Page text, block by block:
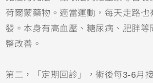
荷爾蒙藥物。適當運動，每天走路也
發。本身有高血壓、糖尿病、肥胖等
整改善。
第二，「定期回診」，術後每3-6月